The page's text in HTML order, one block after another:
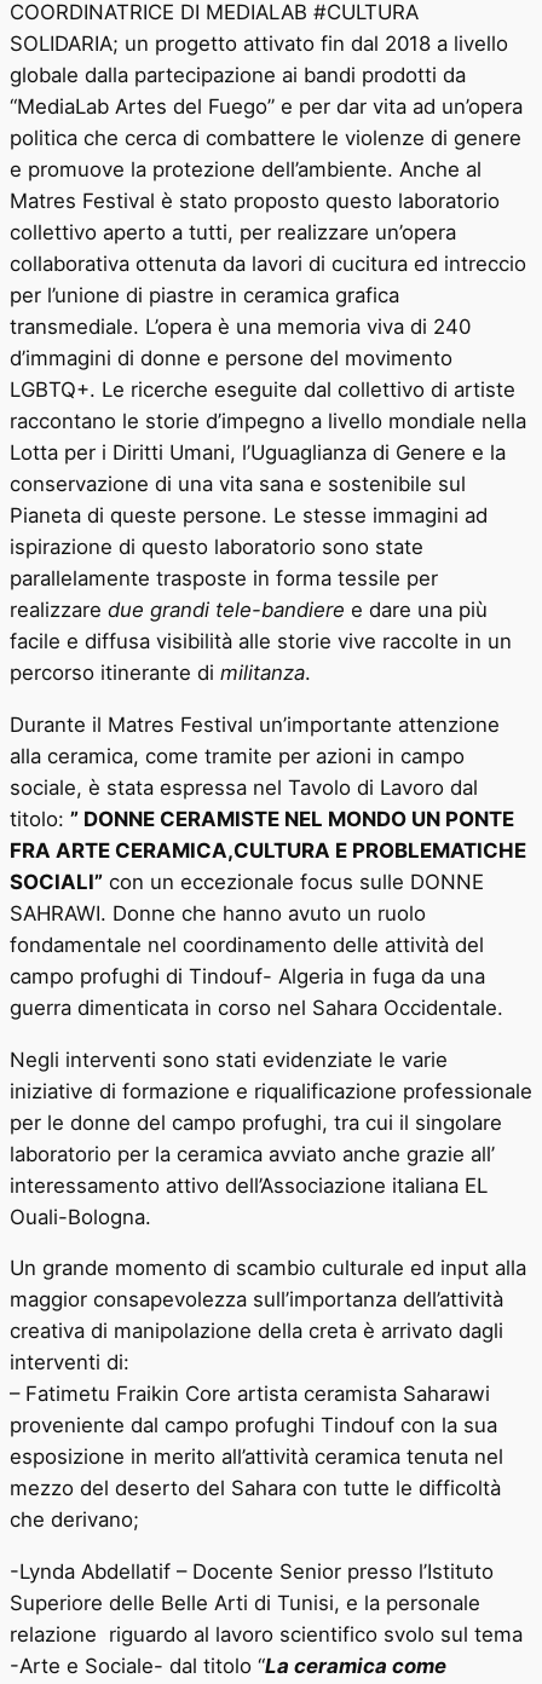
COORDINATRICE DI MEDIALAB #CULTURA
SOLIDARIA; un progetto attivato fin dal 2018 a livello
globale dalla partecipazione ai bandi prodotti da
“MediaLab Artes del Fuego” e per dar vita ad un’opera
politica che cerca di combattere le violenze di genere
e promuove la protezione dell’ambiente. Anche al
Matres Festival è stato proposto questo laboratorio
collettivo aperto a tutti, per realizzare un’opera
collaborativa ottenuta da lavori di cucitura ed intreccio
per l’unione di piastre in ceramica grafica
transmediale. L’opera è una memoria viva di 240
d’immagini di donne e persone del movimento
LGBTQ+. Le ricerche eseguite dal collettivo di artiste
raccontano le storie d’impegno a livello mondiale nella
Lotta per i Diritti Umani, l’Uguaglianza di Genere e la
conservazione di una vita sana e sostenibile sul
Pianeta di queste persone. Le stesse immagini ad
ispirazione di questo laboratorio sono state
parallelamente trasposte in forma tessile per
realizzare due grandi tele-bandiere e dare una più
facile e diffusa visibilità alle storie vive raccolte in un
percorso itinerante di militanza.
Durante il Matres Festival un’importante attenzione
alla ceramica, come tramite per azioni in campo
sociale, è stata espressa nel Tavolo di Lavoro dal
titolo: ” DONNE CERAMISTE NEL MONDO UN PONTE
FRA ARTE CERAMICA,CULTURA E PROBLEMATICHE
SOCIALI” con un eccezionale focus sulle DONNE
SAHRAWI. Donne che hanno avuto un ruolo
fondamentale nel coordinamento delle attività del
campo profughi di Tindouf- Algeria in fuga da una
guerra dimenticata in corso nel Sahara Occidentale.
Negli interventi sono stati evidenziate le varie
iniziative di formazione e riqualificazione professionale
per le donne del campo profughi, tra cui il singolare
laboratorio per la ceramica avviato anche grazie all’
interessamento attivo dell’Associazione italiana EL
Ouali-Bologna.
Un grande momento di scambio culturale ed input alla
maggior consapevolezza sull’importanza dell’attività
creativa di manipolazione della creta è arrivato dagli
interventi di:
– Fatimetu Fraikin Core artista ceramista Saharawi
proveniente dal campo profughi Tindouf con la sua
esposizione in merito all’attività ceramica tenuta nel
mezzo del deserto del Sahara con tutte le difficoltà
che derivano;
-Lynda Abdellatif – Docente Senior presso l’Istituto
Superiore delle Belle Arti di Tunisi, e la personale
relazione riguardo al lavoro scientifico svolo sul tema
-Arte e Sociale- dal titolo “La ceramica come